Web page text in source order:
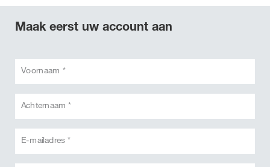
Maak eerst uw account aan
Voornaam *
Achternaam *
E-mailadres *